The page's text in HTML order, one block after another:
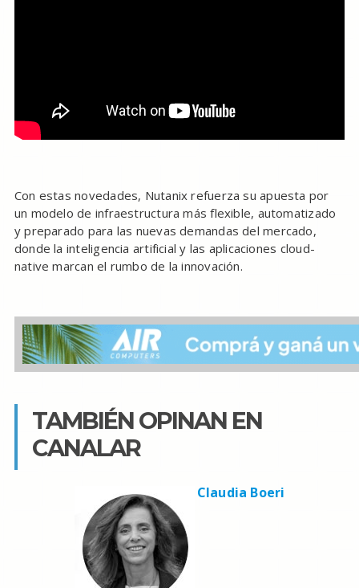
Con estas novedades, Nutanix refuerza su apuesta por
un modelo de infraestructura más flexible, automatizado
y preparado para las nuevas demandas del mercado,
donde la inteligencia artificial y las aplicaciones cloud-
native marcan el rumbo de la innovación.
TAMBIÉN OPINAN EN
CANALAR
Claudia Boeri